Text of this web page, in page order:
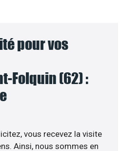
pour vos
Folquin (62) :
vous recevez la visite
Ainsi, nous sommes en